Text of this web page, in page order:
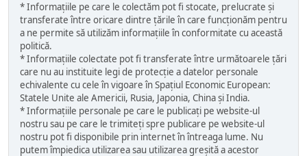
* Informațiile pe care le colectăm pot fi stocate, prelucrate și
transferate între oricare dintre țările în care funcționăm pentru
a ne permite să utilizăm informațiile în conformitate cu această
politică.
* Informațiile colectate pot fi transferate între următoarele țări
care nu au instituite legi de protecție a datelor personale
echivalente cu cele în vigoare în Spațiul Economic European:
Statele Unite ale Americii, Rusia, Japonia, China și India.
* Informațiile personale pe care le publicați pe website-ul
nostru sau pe care le trimiteți spre publicare pe website-ul
nostru pot fi disponibile prin internet în întreaga lume. Nu
putem împiedica utilizarea sau utilizarea greșită a acestor